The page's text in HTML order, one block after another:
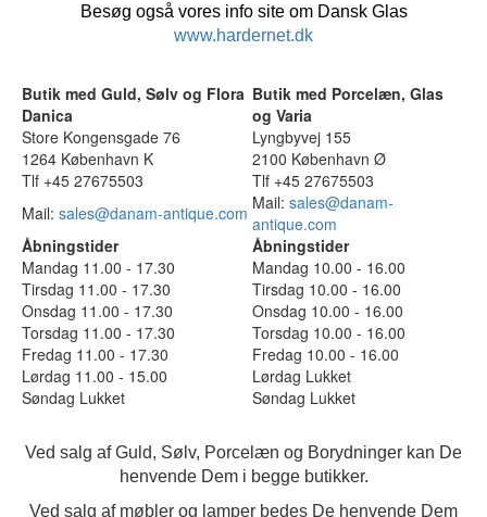
Besøg også vores info site om Dansk Glas
www.hardernet.dk
Butik med Guld, Sølv og Flora
Danica
Butik med Porcelæn, Glas
og Varia
Store Kongensgade 76
Lyngbyvej 155
1264 København K
2100 København Ø
Tlf +45 27675503
Tlf +45 27675503
Mail: sales@danam-antique.com Mail: sales@danam-
antique.com
Åbningstider
Åbningstider
Mandag 11.00 - 17.30
Mandag 10.00 - 16.00
Tirsdag 11.00 - 17.30
Tirsdag 10.00 - 16.00
Onsdag 11.00 - 17.30
Onsdag 10.00 - 16.00
Torsdag 11.00 - 17.30
Torsdag 10.00 - 16.00
Fredag 11.00 - 17.30
Fredag 10.00 - 16.00
Lørdag 11.00 - 15.00
Lørdag Lukket
Søndag Lukket
Søndag Lukket
Ved salg af Guld, Sølv, Porcelæn og Borydninger kan De
henvende Dem i begge butikker.
Ved salg af møbler og lamper bedes De henvende Dem